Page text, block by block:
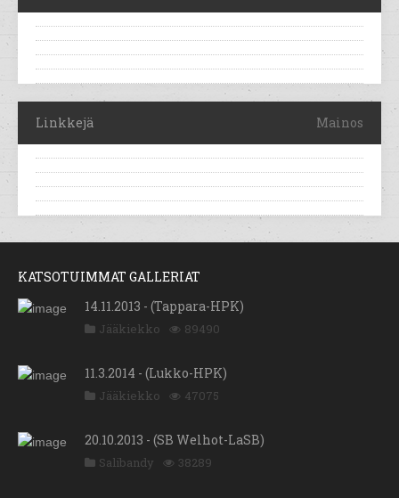
Linkkejä Mainos
KATSOTUIMMAT GALLERIAT
14.11.2013 - (Tappara-HPK)
Jääkiekko 89490
11.3.2014 - (Lukko-HPK)
Jääkiekko 47075
20.10.2013 - (SB Welhot-LaSB)
Salibandy 38289